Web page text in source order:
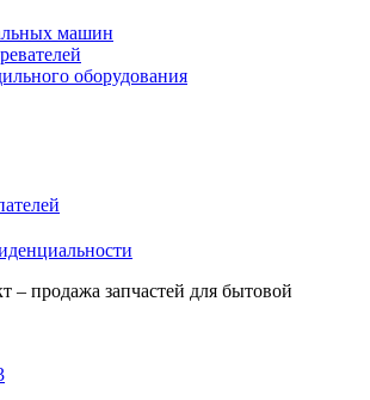
машин
оборудования
– продажа запчастей для бытовой